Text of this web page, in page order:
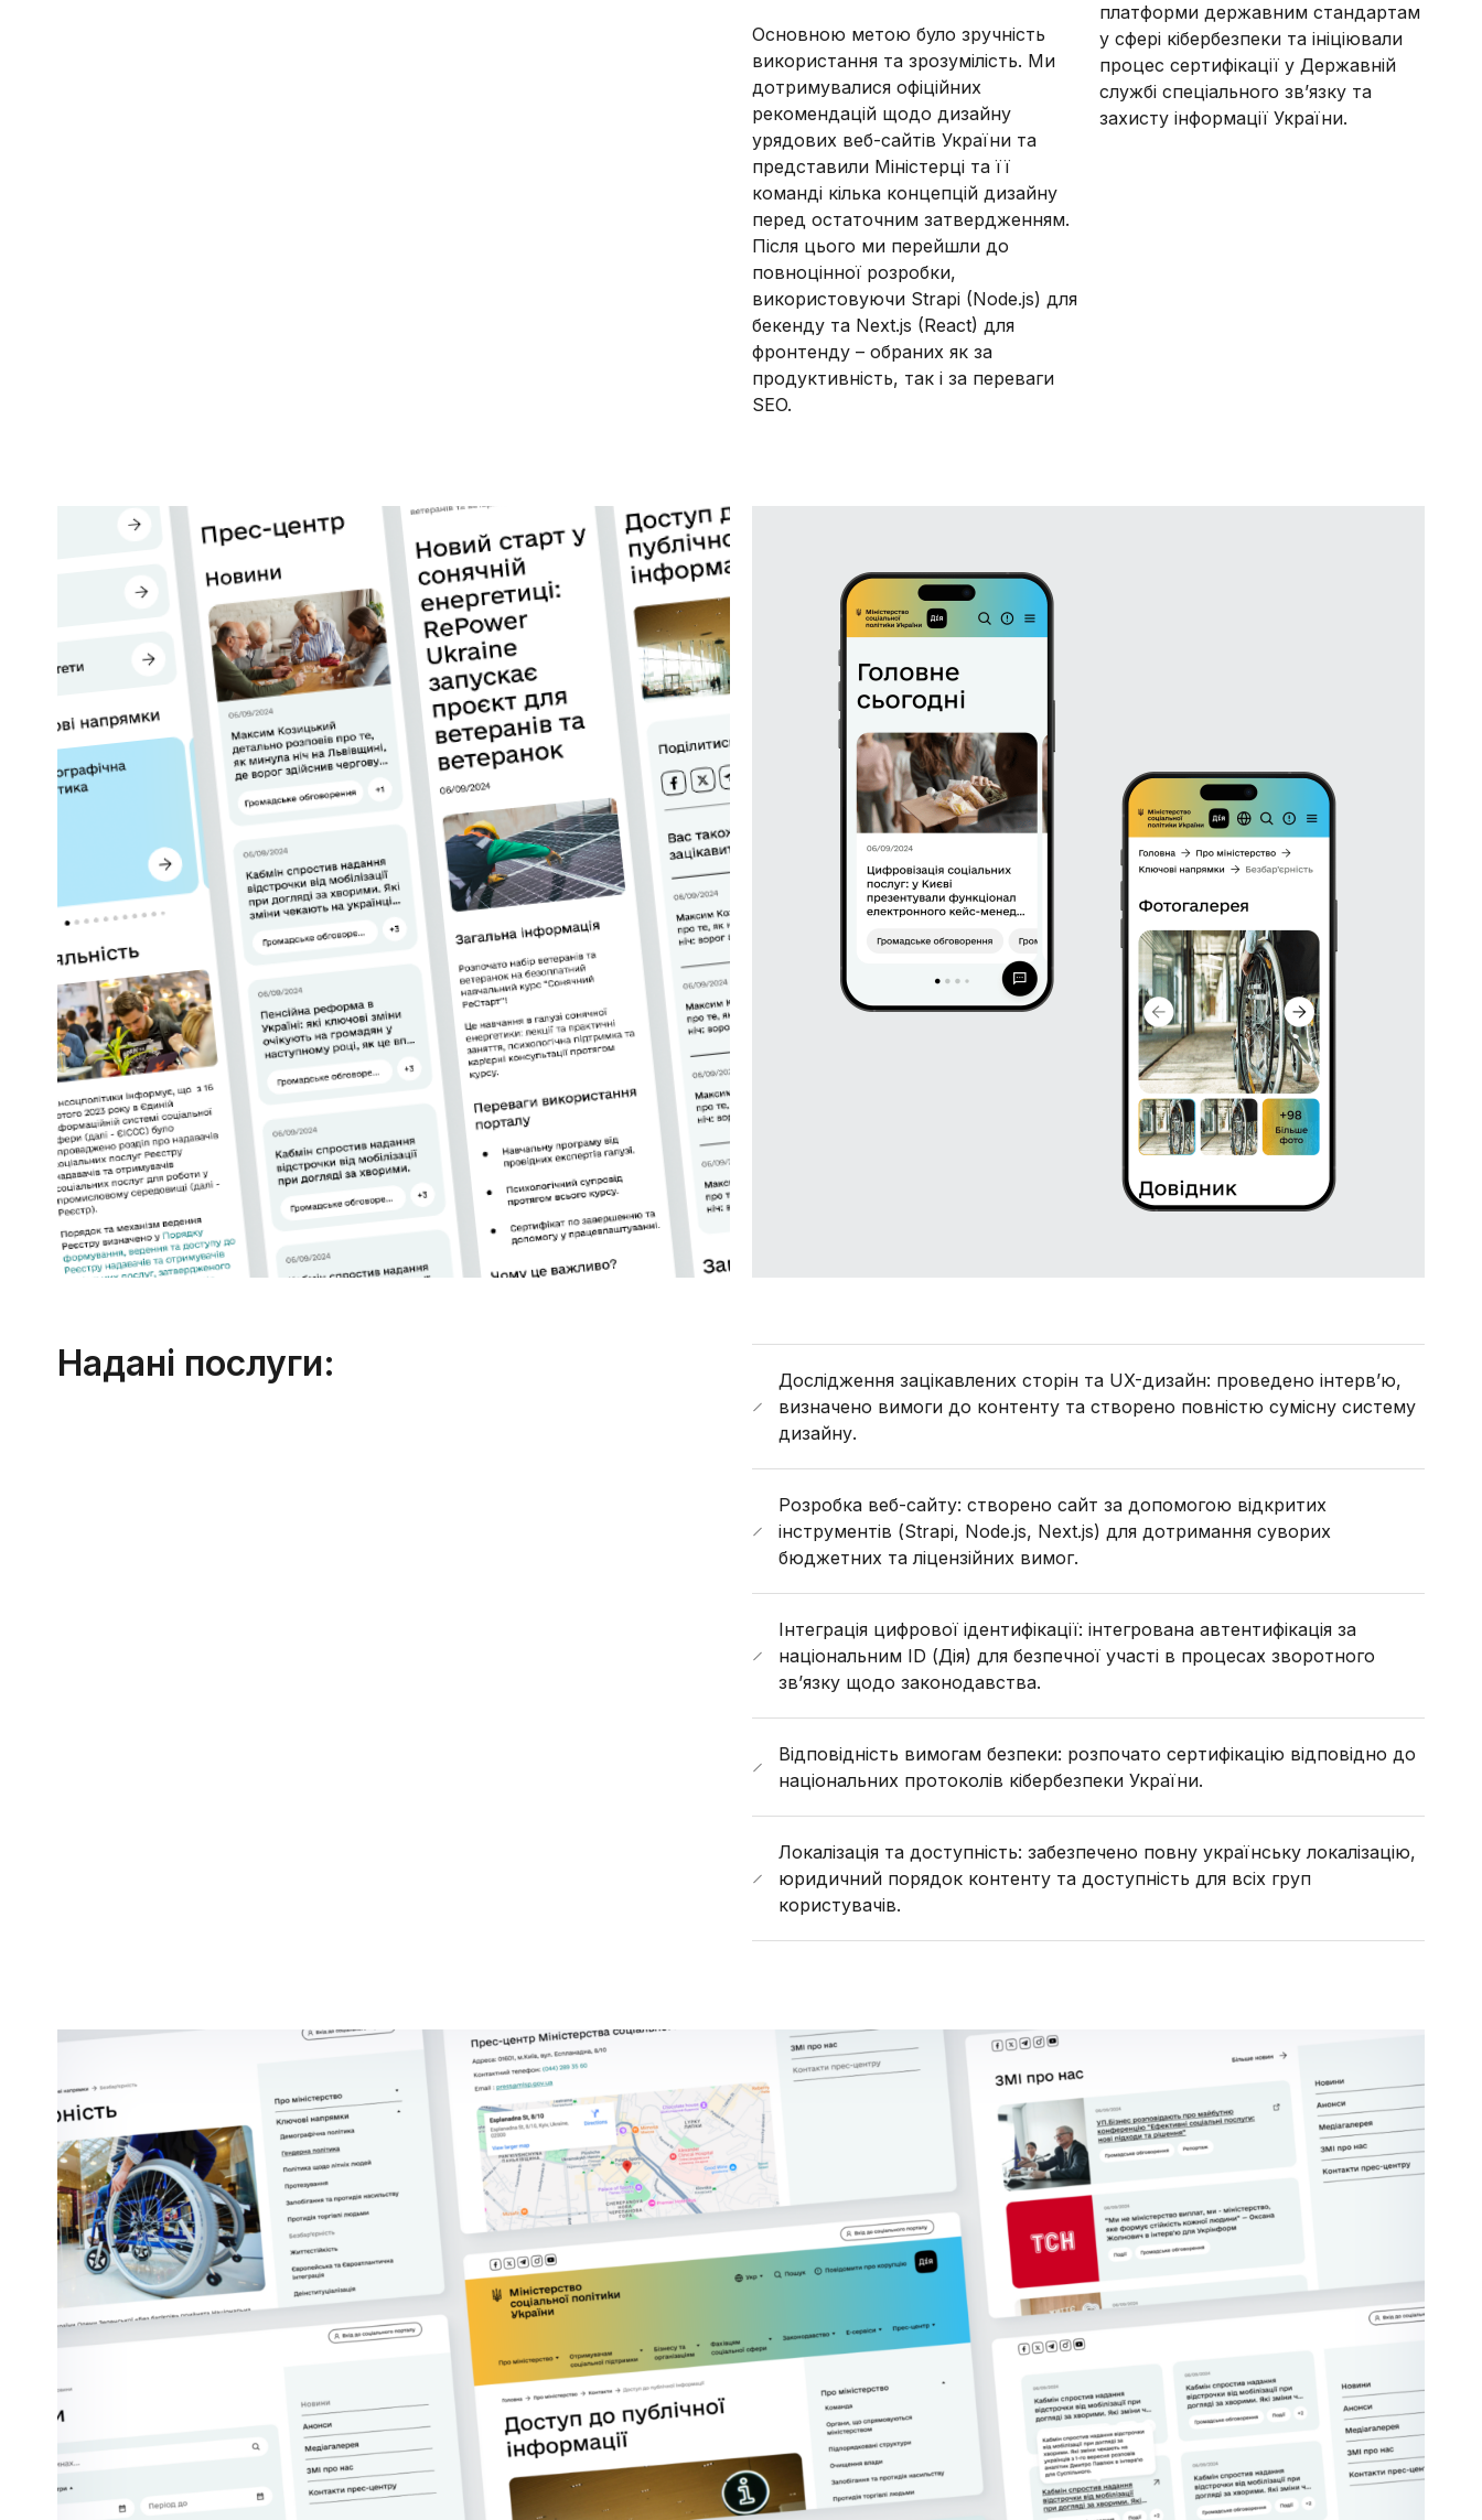
Основною метою було зручність
використання та зрозумілість. Ми
дотримувалися офіційних
рекомендацій щодо дизайну
урядових веб-сайтів України та
представили Міністерці та її
команді кілька концепцій дизайну
перед остаточним затвердженням.
Після цього ми перейшли до
повноцінної розробки,
використовуючи Strapi (Node.js) для
бекенду та Next.js (React) для
фронтенду – обраних як за
продуктивність, так і за переваги
SEO.
платформи державним стандартам
у сфері кібербезпеки та ініціювали
процес сертифікації у Державній
службі спеціального зв’язку та
захисту інформації України.
Надані послуги:
Дослідження зацікавлених сторін та UX-дизайн: проведено інтерв’ю,
визначено вимоги до контенту та створено повністю сумісну систему
дизайну.
Розробка веб-сайту: створено сайт за допомогою відкритих
інструментів (Strapi, Node.js, Next.js) для дотримання суворих
бюджетних та ліцензійних вимог.
Інтеграція цифрової ідентифікації: інтегрована автентифікація за
національним ID (Дія) для безпечної участі в процесах зворотного
зв’язку щодо законодавства.
Відповідність вимогам безпеки: розпочато сертифікацію відповідно до
національних протоколів кібербезпеки України.
Локалізація та доступність: забезпечено повну українську локалізацію,
юридичний порядок контенту та доступність для всіх груп
користувачів.